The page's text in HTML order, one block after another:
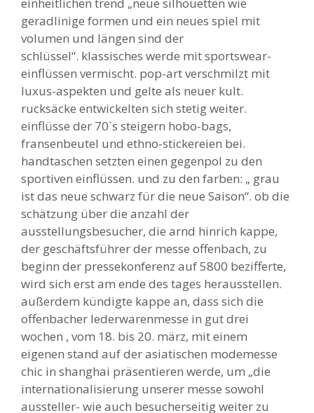
geradlinige formen und ein neues spiel mit
volumen und längen sind der
schlüssel“. klassisches werde mit sportswear-
einflüssen vermischt. pop-art verschmilzt mit
luxus-aspekten und gelte als neuer kult.
rucksäcke entwickelten sich stetig weiter.
einflüsse der 70`s steigern hobo-bags,
fransenbeutel und ethno-stickereien bei.
handtaschen setzten einen gegenpol zu den
sportiven einflüssen. und zu den farben: „ grau
ist das neue schwarz für die neue Saison“. ob die
schätzung über die anzahl der
ausstellungsbesucher, die arnd hinrich kappe,
der geschäftsführer der messe offenbach, zu
beginn der pressekonferenz auf 5800 bezifferte,
wird sich erst am ende des tages herausstellen.
außerdem kündigte kappe an, dass sich die
offenbacher lederwarenmesse in gut drei
wochen , vom 18. bis 20. märz, mit einem
eigenen stand auf der asiatischen modemesse
chic in shanghai präsentieren werde, um „die
internationalisierung unserer messe sowohl
aussteller- wie auch besucherseitig weiter zu